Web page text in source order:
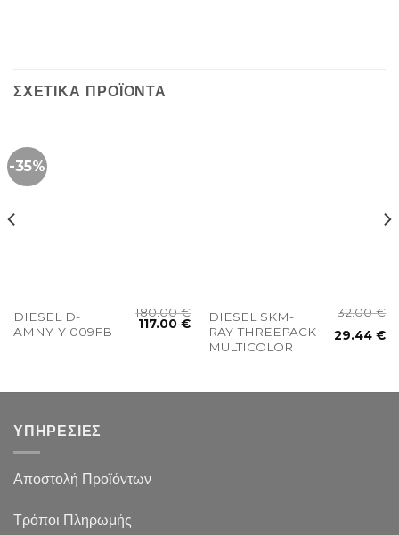
ΣΧΕΤΙΚΆ ΠΡΟΪΌΝΤΑ
-35%
DIESEL D-
AMNY-Y 009FB
180.00€
117.00€
DIESEL SKM-
RAY-THREEPACK
MULTICOLOR
32.00€
29.44€
ΥΠΗΡΕΣΙΕΣ
Αποστολή Προϊόντων
Τρόποι Πληρωμής